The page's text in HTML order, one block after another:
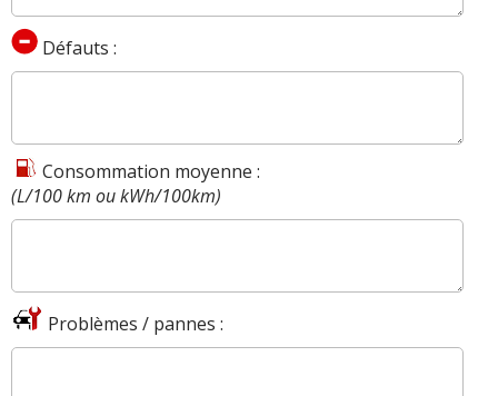
Défauts :
Consommation moyenne :
(L/100 km ou kWh/100km)
Problèmes / pannes :